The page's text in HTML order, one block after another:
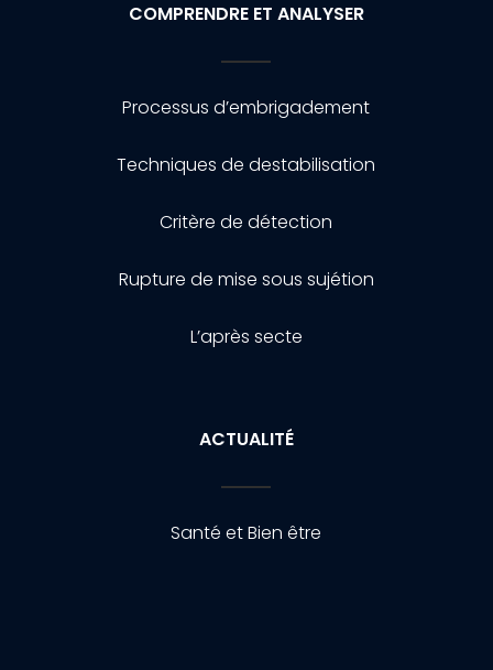
COMPRENDRE ET ANALYSER
Processus d’embrigadement
Techniques de destabilisation
Critère de détection
Rupture de mise sous sujétion
L’après secte
ACTUALITÉ
Santé et Bien être